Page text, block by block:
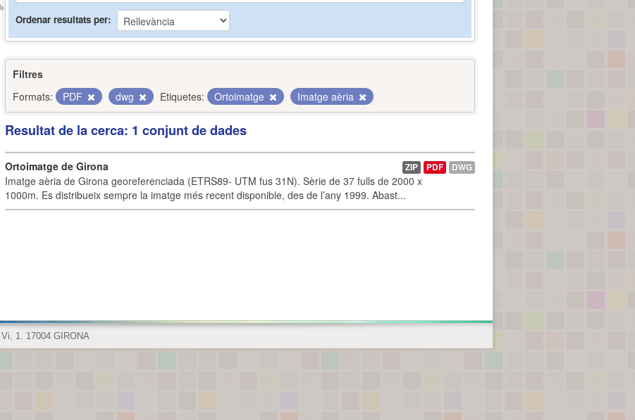
Ordenar resultats per
Filtres
Formats:
PDF dwg Etiquetes: Ortoimatge Imatge aèria
Resultat de la cerca: 1 conjunt de dades
Ortoimatge de Girona
Imatge aèria de Girona georeferenciada (ETRS89- UTM fus 31N). Sèrie de 37 fulls de 2000 x
1000m. Es distribueix sempre la imatge més recent disponible, des de l’any 1999. Abast...
ZIP PDF DWG
1. 17004 GIRONA